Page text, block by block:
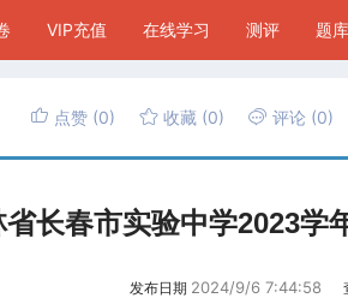
VIP充值 在线学习 测评 题
点赞 (0) 收藏 (0) 评论 (0)
省长春市实验中学2023学
发布日期 2024/9/6 7:44:58